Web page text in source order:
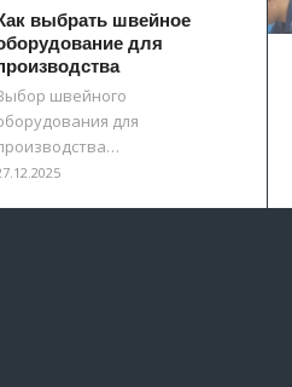
выбрать швейное
для
швейного
для